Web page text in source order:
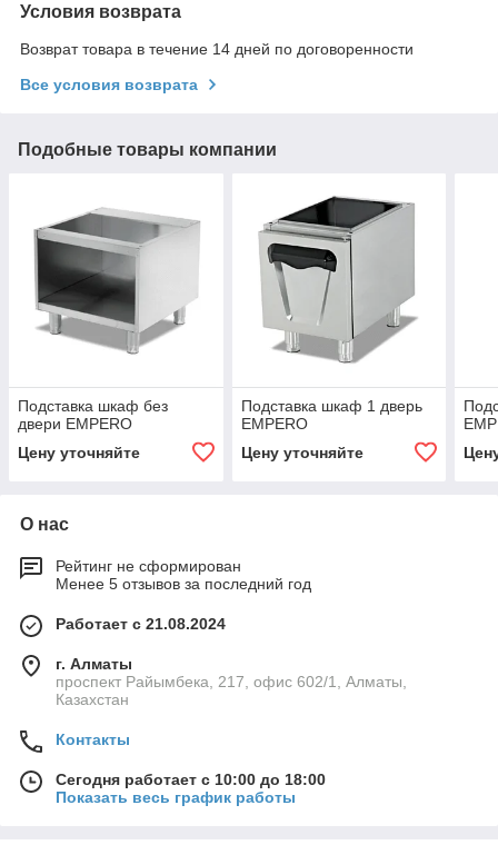
Условия возврата
Возврат товара в течение 14 дней по договоренности
Все условия возврата
Подобные товары компании
Подставка шкаф без
двери EMPERO
Цену уточняйте
Подставка шкаф 1 дверь
EMPERO
Цену уточняйте
О нас
Рейтинг не сформирован
Менее 5 отзывов за последний год
Работает с 21.08.2024
г. Алматы
проспект Райымбека, 217, офис 602/1, Алматы,
Казахстан
Контакты
Сегодня работает с 10:00 до 18:00
Показать весь график работы